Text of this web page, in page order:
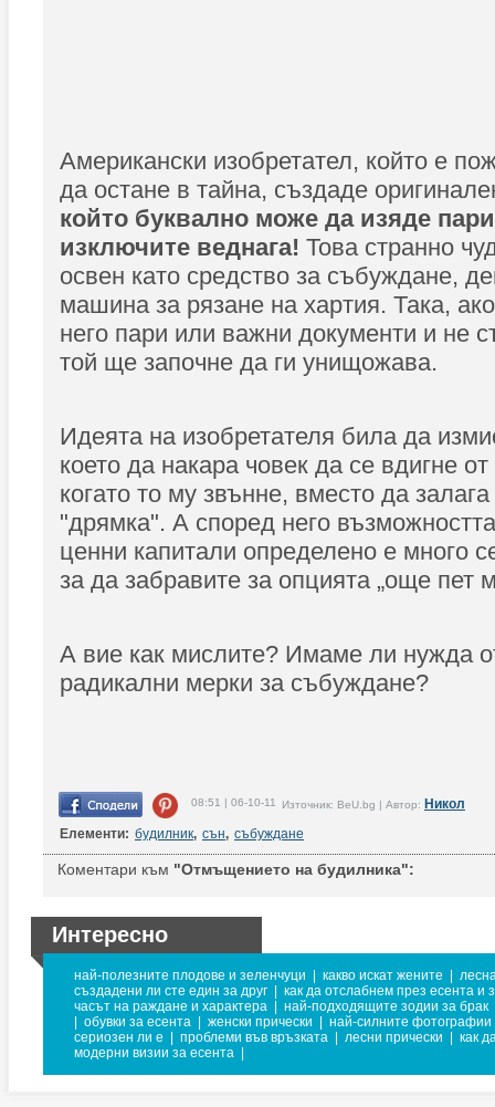
Американски изобретател, който е
да остане в тайна, създаде
който буквално може да изяде
изключите веднага! Това странно
освен като средство за събуждане,
машина за рязане на хартия. Така,
него пари или важни документи и не
той ще започне да ги унищожава.
Идеята на изобретателя била да
което да накара човек да се вдигне
когато то му звънне, вместо да
"дрямка". А според него
ценни капитали определено е много
за да забравите за опцията „още пет
А вие как мислите? Имаме ли нужда
радикални мерки за събуждане?
08:51 | 06-10-11 Източник: BeU.bg | Автор: Никол
Елементи: будилник, сън, събуждане
Коментари към "Отмъщението на будилника":
Интересно
най-полезните плодове и зеленчуци какво искат жените
създадени ли сте един за друг
как да отслабнем през есента и
часът на раждане и характера
най-подходящите зодии за брак
обувки за есента женски прически
най-силните фотографии
сериозен ли е
проблеми във връзката лесни прически
как
модерни визии за есента